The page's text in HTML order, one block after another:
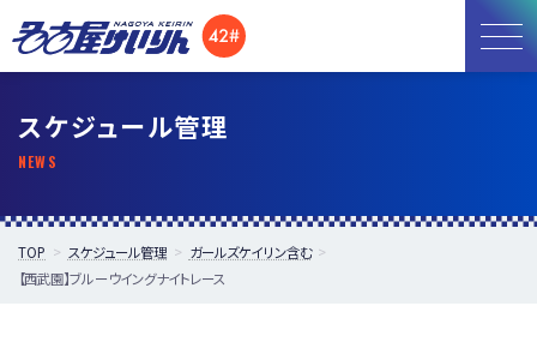
開催日程
施設紹介
アクセス
スケジュール管理
TOP スケジュール管理
ガールズケイリン含む
【西武園】ブルーウイングナイトレース